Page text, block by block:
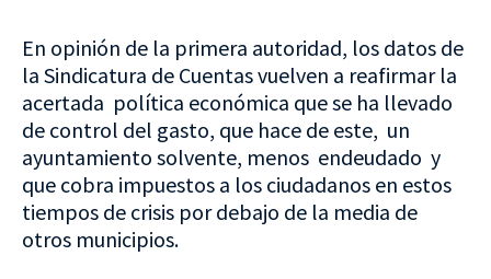
En opinión de la primera autoridad, los datos de
la Sindicatura de Cuentas vuelven a reafirmar la
acertada política económica que se ha llevado
de control del gasto, que hace de este, un
ayuntamiento solvente, menos endeudado y
que cobra impuestos a los ciudadanos en estos
tiempos de crisis por debajo de la media de
otros municipios.